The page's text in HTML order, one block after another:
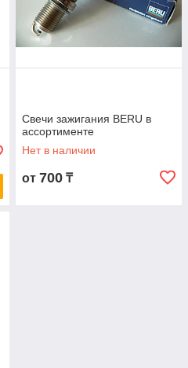
Свечи зажигания BERU в
ассортименте
Нет в наличии
от 700 ₸